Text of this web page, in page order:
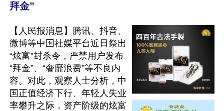
拜金”
【人民报消息】腾讯、抖音、
微博等中国社媒平台近日祭出
“炫富”封杀令，严禁用户发布
“拜金”、“奢靡浪费”等不良内
容。对此，观察人士分析，中
国正值经济下行、年轻人失业
率攀升之际，资产阶级的炫富